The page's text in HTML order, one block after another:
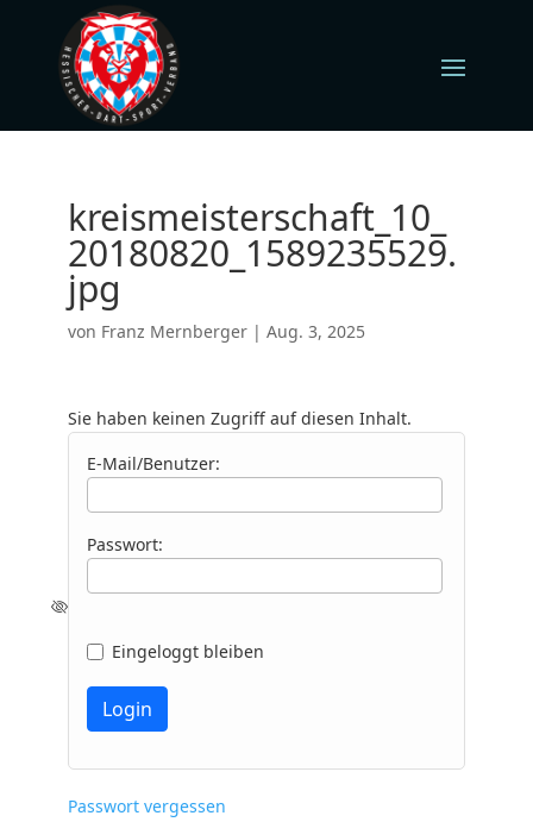
kreismeisterschaft_10_
20180820_1589235529.
jpg
von Franz Mernberger| Aug. 3, 2025
Sie haben keinen Zugriff auf diesen Inhalt.
E-Mail/Benutzer:
Passwort:
Eingeloggt bleiben
Passwort vergessen